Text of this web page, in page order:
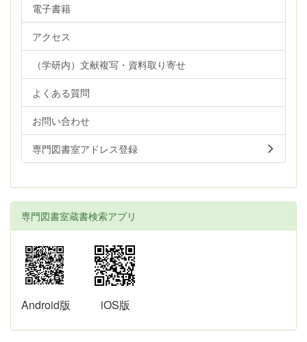
電子書籍
アクセス
（学研内）文献複写・資料取り寄せ
よくある質問
お問い合わせ
専門図書室アドレス登録
専門図書室蔵書検索アプリ
Android版 iOS版